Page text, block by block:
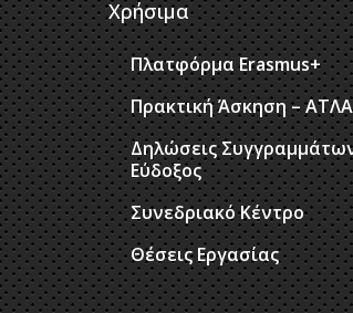
Χρήσιμα
Πλατφόρμα Erasmus+
Πρακτική Άσκηση –
Δηλώσεις
Εύδοξος
Συνεδριακό Κέντρο
Θέσεις Εργασίας